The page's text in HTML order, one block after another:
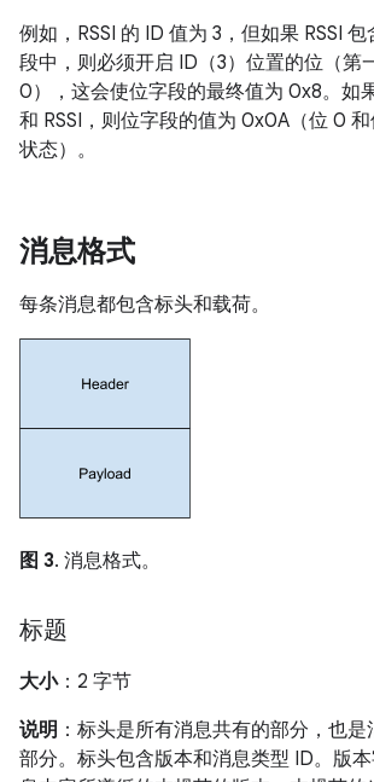
例如，RSSI 的 ID 值为 3，但如果 RSSI
段中，则必须开启 ID（3）位置的位（第
0），这会使位字段的最终值为 0x8。如
和 RSSI，则位字段的值为 0x0A（位 0
状态）。
消息格式
每条消息都包含标头和载荷。
图 3. 消息格式。
标题
大小：2 字节
说明 ：标头是所有消息共有的部分，也
部分。标头包含版本和消息类型 ID。版